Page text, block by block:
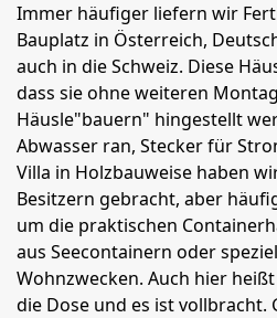
Immer häufiger liefern wir
Bauplatz in Österreich,
auch in die Schweiz. Diese
dass sie ohne weiteren
Häusle"bauern" hingestellt
Abwasser ran, Stecker für
Villa in Holzbauweise haben
Besitzern gebracht, aber
um die praktischen
aus Seecontainern oder
Wohnzwecken. Auch hier
die Dose und es ist vollbracht.